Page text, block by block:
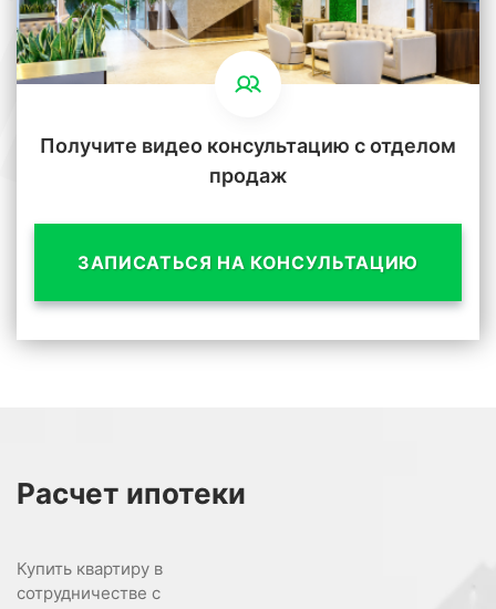
Получите видео консультацию с отделом
продаж
ЗАПИСАТЬСЯ НА КОНСУЛЬТАЦИЮ
Расчет ипотеки
Купить квартиру в
сотрудничестве с